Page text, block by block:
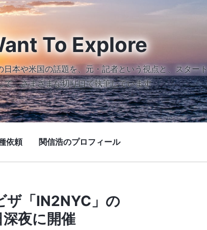
To Explore
本や米国の話題を、元・記者という視点と、スタート
、さまざまな切り口で執筆しています
依頼 関信浩のプロフィール
ザ「IN2NYC」の
夜に開催